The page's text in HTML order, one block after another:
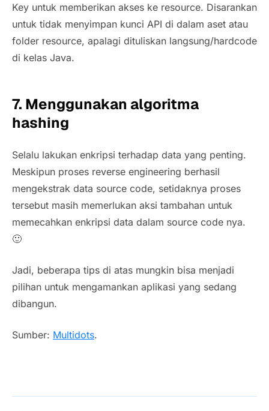
Key untuk memberikan akses ke resource. Disarankan
untuk tidak menyimpan kunci API di dalam aset atau
folder resource, apalagi dituliskan langsung/hardcode
di kelas Java.
7. Menggunakan algoritma
hashing
Selalu lakukan enkripsi terhadap data yang penting.
Meskipun proses reverse engineering berhasil
mengekstrak data source code, setidaknya proses
tersebut masih memerlukan aksi tambahan untuk
memecahkan enkripsi data dalam source code nya.
🙂
Jadi, beberapa tips di atas mungkin bisa menjadi
pilihan untuk mengamankan aplikasi yang sedang
dibangun.
Sumber: Multidots.